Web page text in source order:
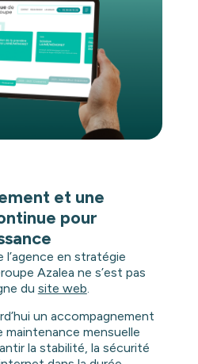
et une
pour
en stratégie
Azalea ne s’est pas
du site web
un accompagnement
mensuelle
la stabilité, la sécurité